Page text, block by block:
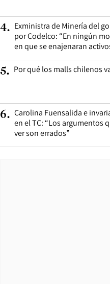
4. Exministra de Minería del
por Codelco: “En ningún
en que se enajenaran
5. Por qué los malls chilenos
6. Carolina Fuensalida e
en el TC: “Los argumentos
ver son errados”